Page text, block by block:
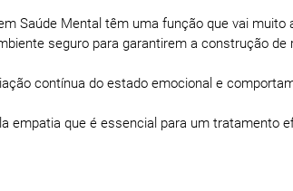
Saúde Mental têm uma função que vai muito
seguro para garantirem a construção de
contínua do estado emocional e
empatia que é essencial para um tratamento